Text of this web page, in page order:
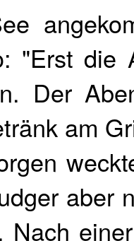
"Erst die
Der
am
aber